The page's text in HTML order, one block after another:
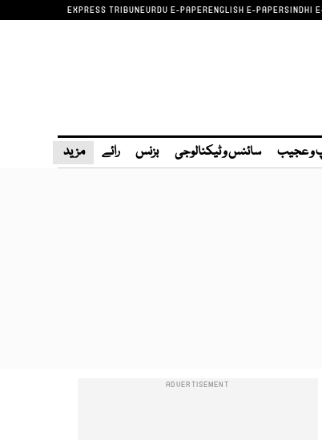
EXPRESS TRIBUNEURDU E-PAPERENGLISH E-PAPERSINDHI
و عجیب سائنس و ٹیکنالوجی بزنس رائے مزید